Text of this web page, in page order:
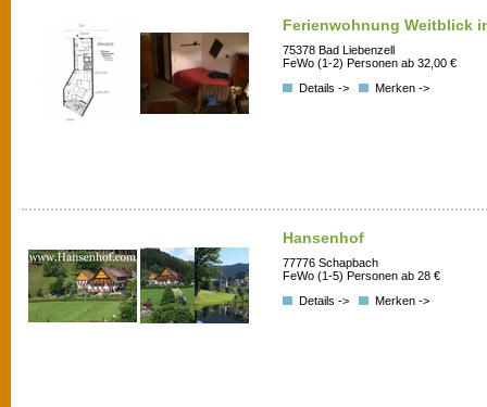
Ferienwohnung Weitblick
75378 Bad Liebenzell
FeWo (1-2) Personen ab 32,00 €
Details ->
Merken ->
Hansenhof
77776 Schapbach
FeWo (1-5) Personen ab 28 €
Details ->
Merken ->